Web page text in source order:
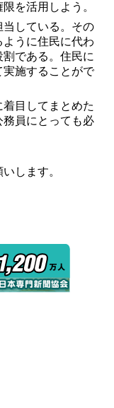
を活用しよう。
している。その
うに住民に代わ
である。住民に
施することがで
目してまとめた
務員にとっても必
します。